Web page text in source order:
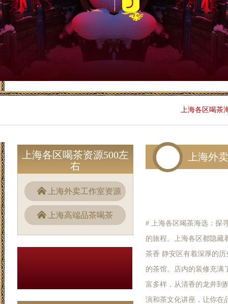
上海各区喝茶
上海各区喝茶资源500左
右
上海外卖工作室资源
上海高端品茶喝茶
上海外
# 上海各区喝茶海选：探
的旅程。上海各区都隐藏
茶香 静安区有着深厚的
的茶馆。店内的装修充满
富多样，从清香的龙井到
演和茶文化讲座，让你在